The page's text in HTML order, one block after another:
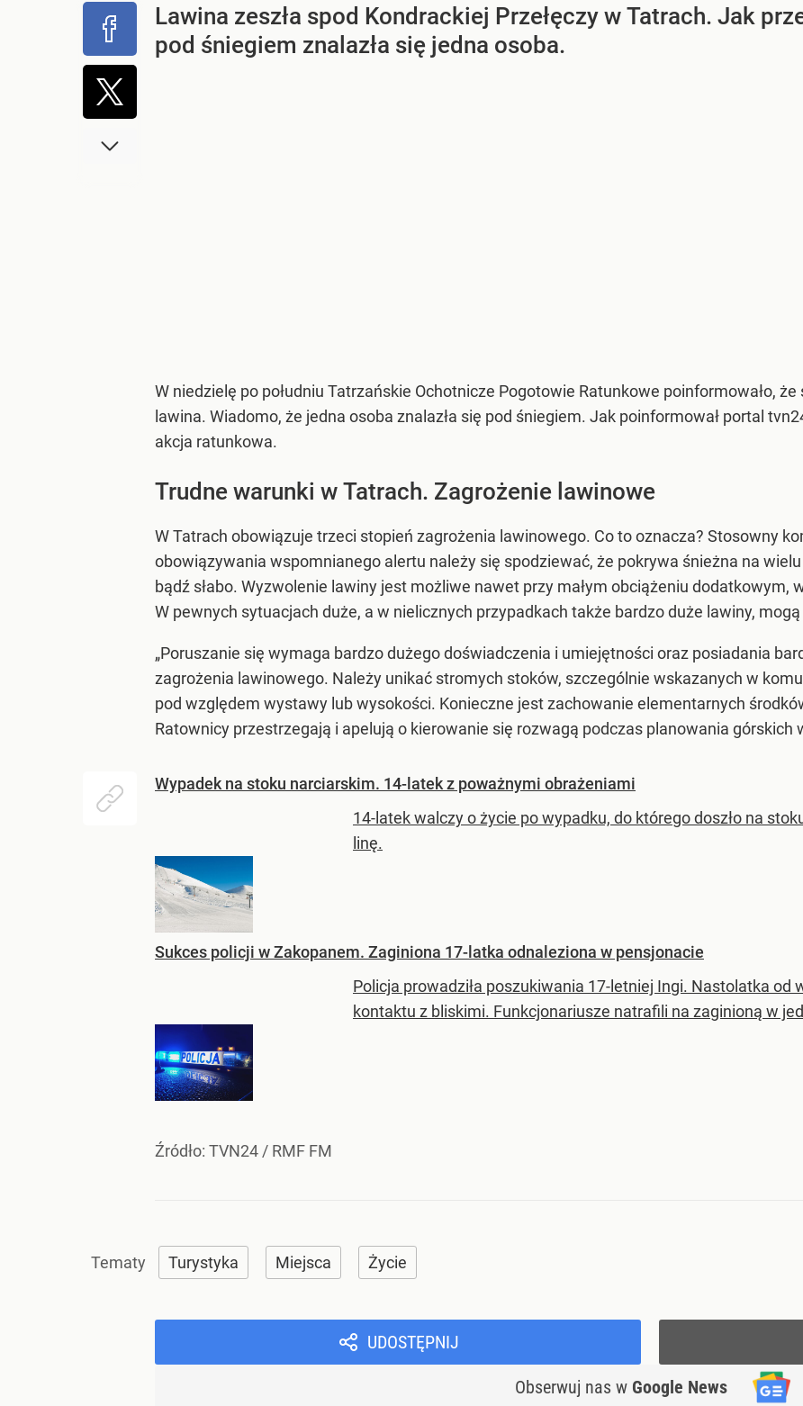
Lawina zeszła spod Kondrackiej Przełęczy w Tatrach. Jak
pod śniegiem znalazła się jedna osoba.
W niedzielę po południu Tatrzańskie Ochotnicze Pogotowie Ratunkowe poinformowało, że
lawina. Wiadomo, że jedna osoba znalazła się pod śniegiem. Jak poinformował portal
akcja ratunkowa.
Trudne warunki w Tatrach. Zagrożenie lawinowe
W Tatrach obowiązuje trzeci stopień zagrożenia lawinowego. Co to oznacza? Stosowny
obowiązywania wspomnianego alertu należy się spodziewać, że pokrywa śnieżna na
bądź słabo. Wyzwolenie lawiny jest możliwe nawet przy małym obciążeniu dodatkowym,
W pewnych sytuacjach duże, a w nielicznych przypadkach także bardzo duże lawiny,
„Poruszanie się wymaga bardzo dużego doświadczenia i umiejętności oraz posiadania
zagrożenia lawinowego. Należy unikać stromych stoków, szczególnie wskazanych w
pod względem wystawy lub wysokości. Konieczne jest zachowanie elementarnych
Ratownicy przestrzegają i apelują o kierowanie się rozwagą podczas planowania górskich
Wypadek na stoku narciarskim. 14-latek z poważnymi obrażeniami
14-latek walczy o życie po wypadku, do którego doszło na
linę.
Sukces policji w Zakopanem. Zaginiona 17-latka odnaleziona w pensjonacie
Policja prowadziła poszukiwania 17-letniej Ingi. Nastolatka od
kontaktu z bliskimi. Funkcjonariusze natrafili na zaginioną w
Źródło: TVN24 / RMF FM
Turystyka Miejsca Życie
UDOSTĘPNIJ
Obserwuj nas w Google News